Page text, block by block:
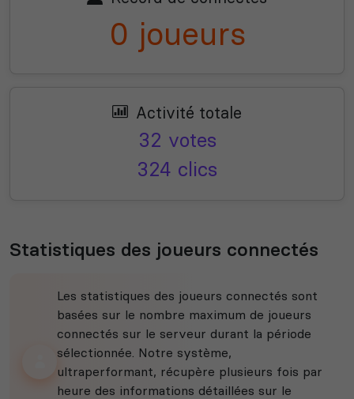
0 joueurs
Activité totale
32 votes
324 clics
Statistiques des joueurs connectés
Les statistiques des joueurs connectés sont
basées sur le nombre maximum de joueurs
connectés sur le serveur durant la période
sélectionnée. Notre système,
ultraperformant, récupère plusieurs fois par
heure des informations détaillées sur le